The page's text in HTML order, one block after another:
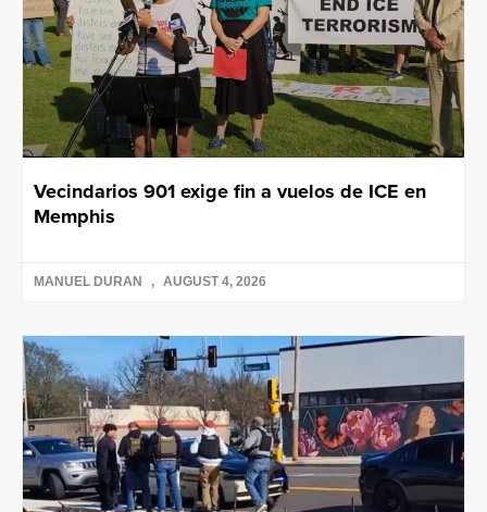
Vecindarios 901 exige fin a vuelos de ICE en
Memphis
MANUEL DURAN AUGUST 4, 2026